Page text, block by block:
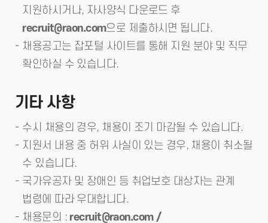
지원하시거나, 자사양식 다운로드 후
recruit@raon.com으로 제출하시면 됩니다.
채용공고는 잡포털 사이트를 통해 지원 분야 및 직무
확인하실 수 있습니다.
기타 사항
수시 채용의 경우, 채용이 조기 마감될 수 있습니다.
지원서 내용 중 허위 사실이 있는 경우, 채용이 취소될
수 있습니다.
국가유공자 및 장애인 등 취업보호 대상자는 관계
법령에 따라 우대합니다.
채용문의 : recruit@raon.com/